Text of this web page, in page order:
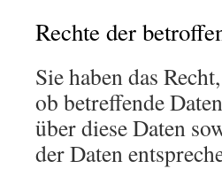
Rechte der
Sie haben das
ob betreffende
über diese Daten
der Daten